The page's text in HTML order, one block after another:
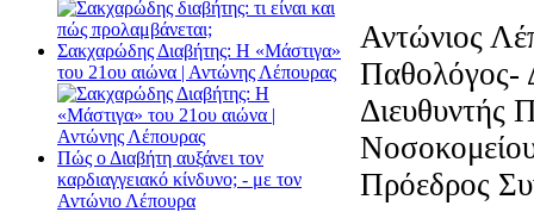
Αντώνιος
Παθολόγος-
Διευθυντής
Πρόεδρος
Σακχαρώδης Διαβήτης: Η «Μάστιγα»
του 21ου αιώνα | Αντώνης Λέπουρας
Πώς ο Διαβήτη αυξάνει τον
καρδιαγγειακό κίνδυνο; - με τον
Αντώνιο Λέπουρα